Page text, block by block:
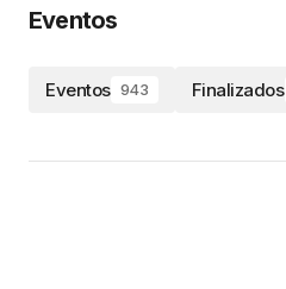
Eventos
Eventos 943 Finalizados